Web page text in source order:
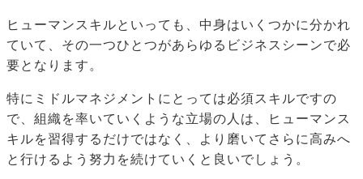
ヒューマンスキルといっても、中身はいくつかに分かれ
ていて、その一つひとつがあらゆるビジネスシーンで必
要となります。
特にミドルマネジメントにとっては必須スキルですの
で、組織を率いていくような立場の人は、ヒューマンス
キルを習得するだけではなく、より磨いてさらに高みへ
と行けるよう努力を続けていくと良いでしょう。